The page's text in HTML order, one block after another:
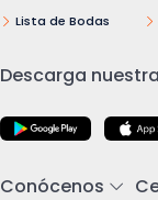
Lista de Bodas
Descarga
Conócenos